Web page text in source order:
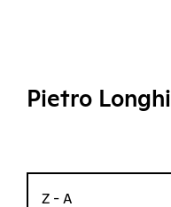
Pietro Longhi
Z - A